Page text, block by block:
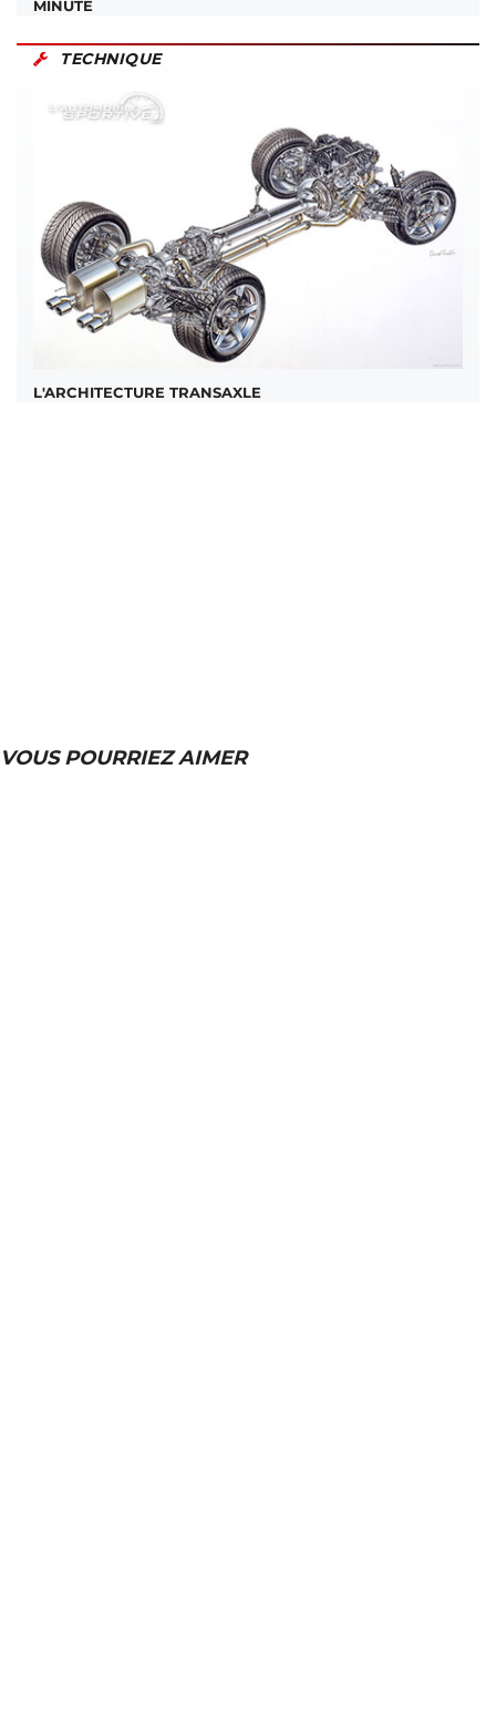
MINUTE
TECHNIQUE
L'ARCHITECTURE TRANSAXLE
VOUS POURRIEZ AIMER